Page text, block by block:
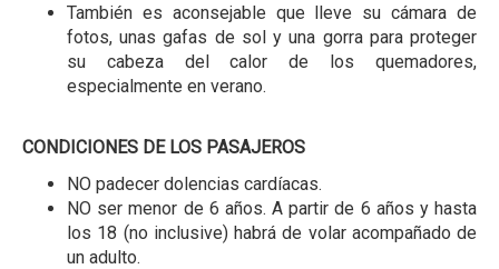
También es aconsejable que lleve su cámara de
fotos, unas gafas de sol y una gorra para proteger
su cabeza del calor de los quemadores,
especialmente en verano.
CONDICIONES DE LOS PASAJEROS
NO padecer dolencias cardíacas.
NO ser menor de 6 años. A partir de 6 años y hasta
los 18 (no inclusive) habrá de volar acompañado de
un adulto.